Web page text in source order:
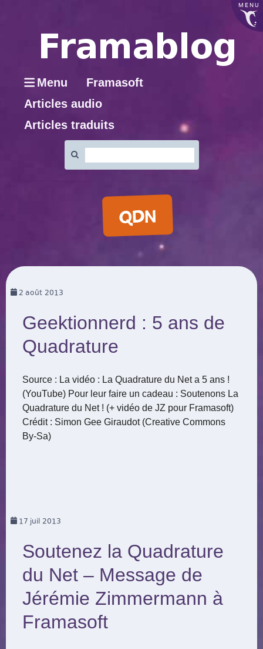
MENU
Menu
Framasoft
Articles audio
Articles traduits
:
QDN
2 août 2013
Geektionnerd : 5 ans de
Quadrature
Source : La vidéo : La Quadrature du Net a 5 ans !
(YouTube) Pour leur faire un cadeau : Soutenons La
Quadrature du Net ! (+ vidéo de JZ pour Framasoft)
Crédit : Simon Gee Giraudot (Creative Commons
By-Sa)
17 juil 2013
Soutenez la Quadrature
du Net – Message de
Jérémie Zimmermann à
Framasoft